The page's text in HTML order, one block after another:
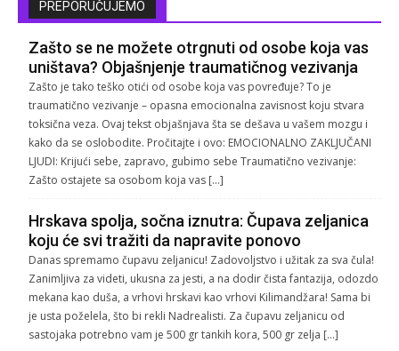
PREPORUČUJEMO
Zašto se ne možete otrgnuti od osobe koja vas
uništava? Objašnjenje traumatičnog vezivanja
Zašto je tako teško otići od osobe koja vas povređuje? To je
traumatično vezivanje – opasna emocionalna zavisnost koju stvara
toksična veza. Ovaj tekst objašnjava šta se dešava u vašem mozgu i
kako da se oslobodite. Pročitajte i ovo: EMOCIONALNO ZAKLJUČANI
LJUDI: Krijući sebe, zapravo, gubimo sebe Traumatično vezivanje:
Zašto ostajete sa osobom koja vas […]
Hrskava spolja, sočna iznutra: Čupava zeljanica
koju će svi tražiti da napravite ponovo
Danas spremamo čupavu zeljanicu! Zadovoljstvo i užitak za sva čula!
Zanimljiva za videti, ukusna za jesti, a na dodir čista fantazija, odozdo
mekana kao duša, a vrhovi hrskavi kao vrhovi Kilimandžara! Sama bi
je usta poželela, što bi rekli Nadrealisti. Za čupavu zeljanicu od
sastojaka potrebno vam je 500 gr tankih kora, 500 gr zelja […]